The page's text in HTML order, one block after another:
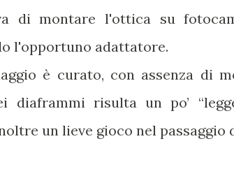
di montare l'ottica su
l'opportuno adattatore.
è curato, con assenza di
diaframmi risulta un po’
un lieve gioco nel passaggio